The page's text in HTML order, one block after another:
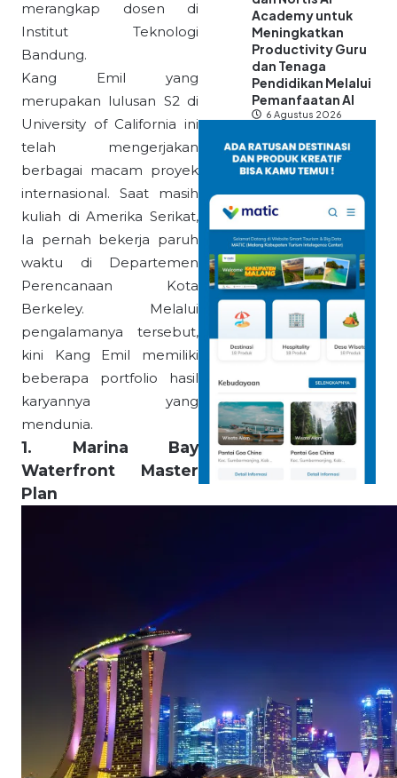
merangkap dosen di
Institut Teknologi
Bandung.
Kang Emil yang
merupakan lulusan S2 di
University of California ini
telah mengerjakan
berbagai macam proyek
internasional. Saat masih
kuliah di Amerika Serikat,
Ia pernah bekerja paruh
waktu di Departemen
Perencanaan Kota
Berkeley. Melalui
pengalamanya tersebut,
kini Kang Emil memiliki
beberapa portfolio hasil
karyannya yang
mendunia.
1. Marina Bay
Waterfront Master
Plan
Academy untuk
Meningkatkan
Productivity Guru
dan Tenaga
Pendidikan Melalui
Pemanfaatan AI
6 Agustus 2026